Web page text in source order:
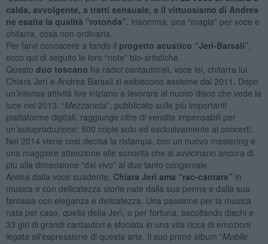
calda, avvolgente, a tratti sensuale, e il virtuosismo di Andrea
ne esalta la qualità “rotonda” . Insomma, una “magia” per voce e
chitarra, cosa non ordinaria.
Per farvi conoscere a fondo il progetto acustico “Jerì-Barsali”
ecco qui di seguito le loro “note” bio-artistiche.
Questo duo toscano ha radici cantautorali, voce lei, chitarra lui.
Chiara Jerì e Andrea Barsali si esibiscono assieme dal 2011. Dopo
un’intensa attività live iniziano a lavorare al nuovo disco che vede la
luce nel 2013. “Mezzanota”, pubblicato sulle più importanti
piattaforme digitali, raggiunge cifre di vendite impensabili per
un’autoproduzione: 500 copie solo ed esclusivamente ai concerti.
Nel 2014 viene così decisa la ristampa, con un nuovo mastering e
una maggiore attenzione alle sonorità che si avvicinano ancora di
più alla dimensione “dal vivo” al duo tanto congeniale.
Anima dalla voce suadente, Chiara Jerì ama “rac-cantare” in
musica e con delicatezza storie nate dalla sua penna e dalla sua
fantasia con eleganza e delicatezza. Una passione per la musica
nata per caso, quella della Jerì, o per fortuna, ascoltando dischi e
33 giri di grandi cantautori e sfociata in una vita ricca di emozioni
legata all'espressione di questa arte. Il suo primo album “Mobile